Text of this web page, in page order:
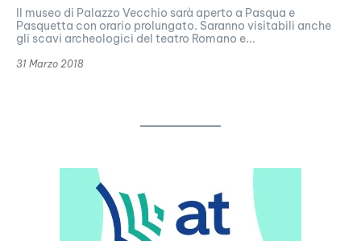
Il museo di Palazzo Vecchio sarà aperto a Pasqua e
Pasquetta con orario prolungato. Saranno visitabili anche
gli scavi archeologici del teatro Romano e...
31 Marzo 2018